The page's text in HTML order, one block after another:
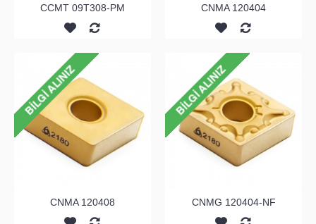
CCMT 09T308-PM CNMA 120404
CNMA 120408 CNMG 120404-NF